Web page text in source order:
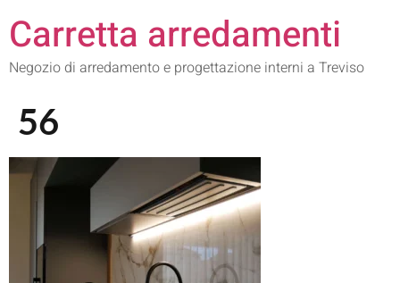
Carretta arredamenti
Negozio di arredamento e progettazione interni a Treviso
56